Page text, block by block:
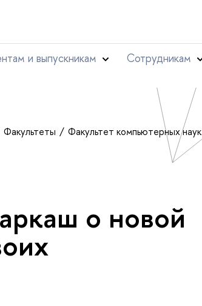
и выпускникам Сотрудникам
Факультеты Факультет компьютерных наук
о новой